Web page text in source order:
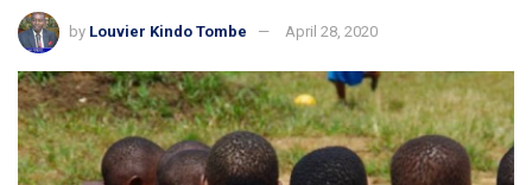
by Louvier Kindo Tombe April 28, 2020